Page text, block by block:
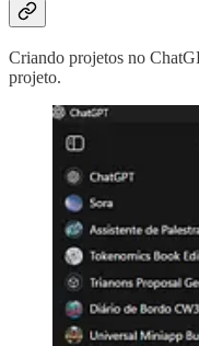
Criando projetos no
projeto.